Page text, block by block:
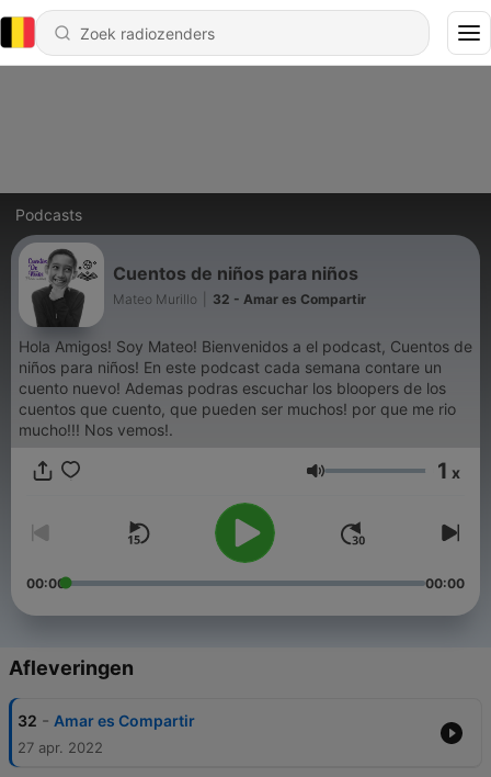
Podcasts
Cuentos de niños para niños
Mateo Murillo 32 - Amar es Compartir
Hola Amigos! Soy Mateo! Bienvenidos a el podcast, Cuentos de
niños para niños! En este podcast cada semana contare un
cuento nuevo! Ademas podras escuchar los bloopers de los
cuentos que cuento, que pueden ser muchos! por que me rio
mucho!!! Nos vemos!.
Volume 1 x
00:00 00:00
Afleveringen
32 - Amar es Compartir
27 apr. 2022